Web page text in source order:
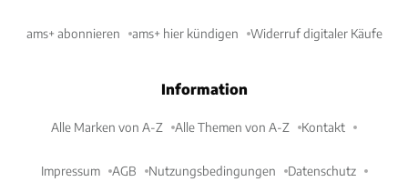
ams+ abonnieren ams+ hier kündigen Widerruf digitaler Käufe
Information
Alle Marken von A-Z Alle Themen von A-Z Kontakt
Impressum AGB Nutzungsbedingungen Datenschutz